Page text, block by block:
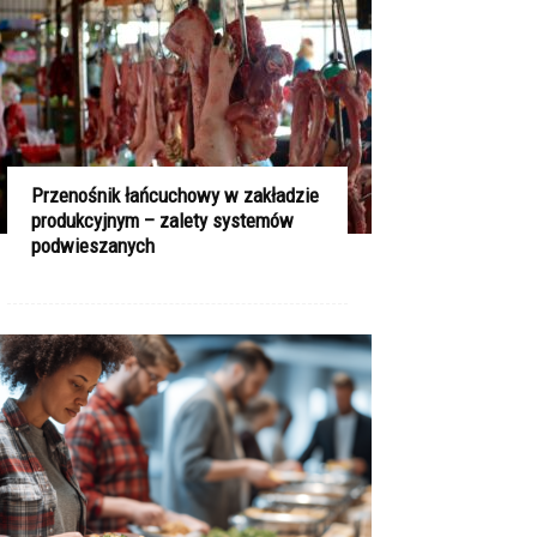
Przenośnik łańcuchowy w zakładzie
produkcyjnym – zalety systemów
podwieszanych